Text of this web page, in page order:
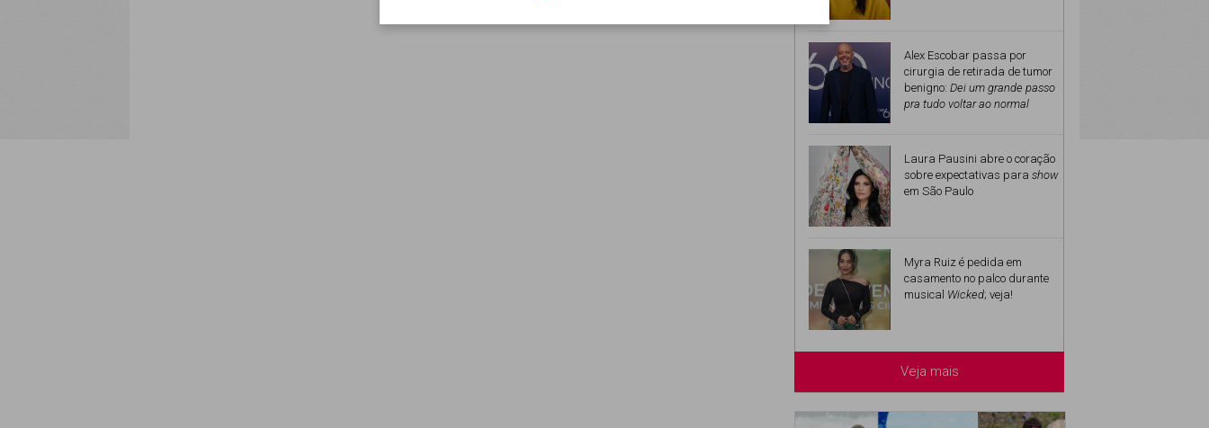
Alex Escobar passa por
cirurgia de retirada de tumor
benigno: Dei um grande passo
pra tudo voltar ao normal
Laura Pausini abre o coração
sobre expectativas para show
em São Paulo
Myra Ruiz é pedida em
casamento no palco durante
musical Wicked; veja!
Veja mais